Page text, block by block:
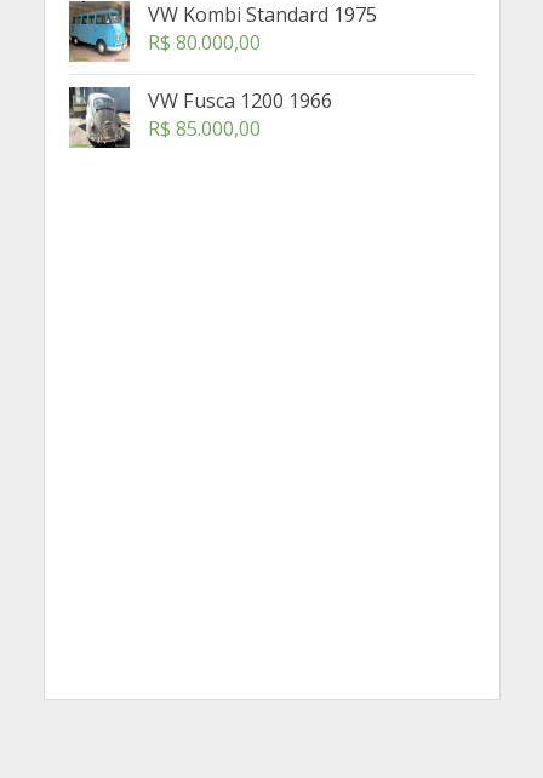
VW Kombi Standard 1975
R$ 80.000,00
VW Fusca 1200 1966
R$ 85.000,00